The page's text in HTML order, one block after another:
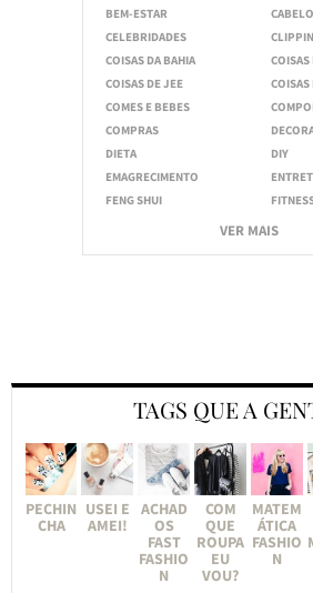
BEM-ESTAR
CELEBRIDADES
COISAS DA BAHIA
COISAS
COISAS DE JEE
COISAS
COMES E BEBES
COMPRAS
DIETA
DIY
EMAGRECIMENTO
FENG SHUI
VER MAIS
TAGS QUE A
PECHIN
CHA
USEI E
AMEI!
ACHAD
OS
FAST
FASHIO
N
COM
QUE
ROUPA
EU
VOU?
MATEM
ÁTICA
FASHIO
N